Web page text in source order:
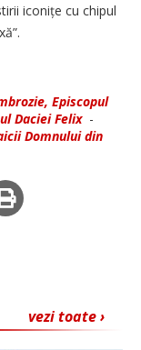
iconițe cu chipul
Episcopul
Daciei Felix-
Dom­­nului din
vezi toate ›